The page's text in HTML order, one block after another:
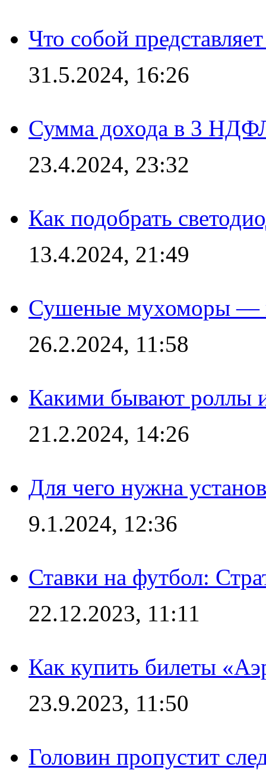
Что собой
31.5.2024, 16:26
Сумма дохода в 3
23.4.2024, 23:32
Как подобрать
13.4.2024, 21:49
Сушеные мухоморы —
26.2.2024, 11:58
Какими бывают роллы
21.2.2024, 14:26
Для чего нужна
9.1.2024, 12:36
Ставки на футбол:
22.12.2023, 11:11
Как купить билеты
23.9.2023, 11:50
Головин пропустит